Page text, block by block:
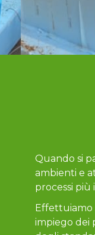
Quando si
ambienti e
processi più
Effettuiamo
impiego dei